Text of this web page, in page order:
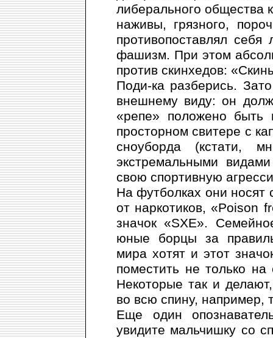
либерального общества
наживы, грязного,
противопоставлял
фашизм. При этом
против скинхедов:
Поди-ка разберись.
внешнему виду: он
«репе» положено
просторном свитере с
сноуборда (кстати,
экстремальными
свою спортивную
На футболках они носят
от наркотиков, «Poison
значок «SXE».
юные борцы за
мира хотят и этот
поместить не только
Некоторые так и
во всю спину, например,
Еще один
увидите мальчишку со